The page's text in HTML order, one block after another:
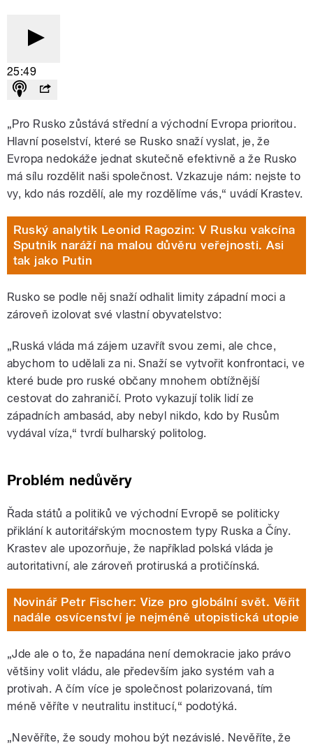
25:49
„Pro Rusko zůstává střední a východní Evropa prioritou.
Hlavní poselství, které se Rusko snaží vyslat, je, že
Evropa nedokáže jednat skutečně efektivně a že Rusko
má sílu rozdělit naši společnost. Vzkazuje nám: nejste to
vy, kdo nás rozdělí, ale my rozdělíme vás,“ uvádí Krastev.
Ruský analytik Leonid Ragozin: V Rusku vakcína
Sputnik naráží na malou důvěru veřejnosti. Asi
tak jako Putin
Rusko se podle něj snaží odhalit limity západní moci a
zároveň izolovat své vlastní obyvatelstvo:
„Ruská vláda má zájem uzavřít svou zemi, ale chce,
abychom to udělali za ni. Snaží se vytvořit konfrontaci, ve
které bude pro ruské občany mnohem obtížnější
cestovat do zahraničí. Proto vykazují tolik lidí ze
západních ambasád, aby nebyl nikdo, kdo by Rusům
vydával víza,“ tvrdí bulharský politolog.
Problém nedůvěry
Řada států a politiků ve východní Evropě se politicky
přiklání k autoritářským mocnostem typy Ruska a Číny.
Krastev ale upozorňuje, že například polská vláda je
autoritativní, ale zároveň protiruská a protičínská.
Novinář Petr Fischer: Vize pro globální svět. Věřit
nadále osvícenství je nejméně utopistická utopie
„Jde ale o to, že napadána není demokracie jako právo
většiny volit vládu, ale především jako systém vah a
protivah. A čím více je společnost polarizovaná, tím
méně věříte v neutralitu institucí,“ podotýká.
„Nevěříte, že soudy mohou být nezávislé. Nevěříte, že